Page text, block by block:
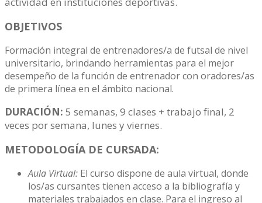
OBJETIVOS
Formación integral de entrenadores/a de futsal de nivel
universitario, brindando herramientas para el mejor
desempeño de la función de entrenador con oradores/as
de primera línea en el ámbito nacional.
DURACIÓN: 5 semanas, 9 clases + trabajo final, 2
veces por semana, lunes y viernes.
METODOLOGÍA DE CURSADA:
Aula Virtual: El curso dispone de aula virtual, donde
los/as cursantes tienen acceso a la bibliografía y
materiales trabajados en clase. Para el ingreso al